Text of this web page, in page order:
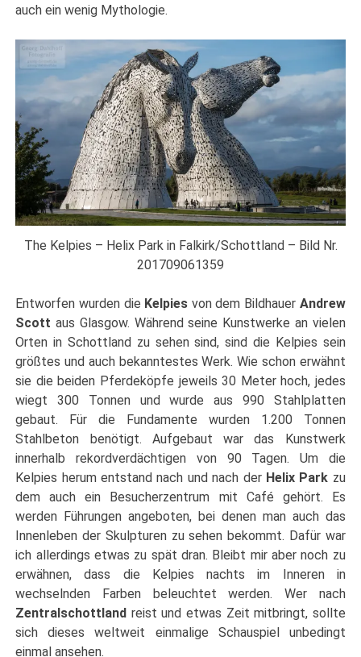
auch ein wenig Mythologie.
The Kelpies – Helix Park in Falkirk/Schottland – Bild Nr.
201709061359
Entworfen wurden die Kelpies von dem Bildhauer Andrew
Scott aus Glasgow. Während seine Kunstwerke an vielen
Orten in Schottland zu sehen sind, sind die Kelpies sein
größtes und auch bekanntestes Werk. Wie schon erwähnt
sie die beiden Pferdeköpfe jeweils 30 Meter hoch, jedes
wiegt 300 Tonnen und wurde aus 990 Stahlplatten
gebaut. Für die Fundamente wurden 1.200 Tonnen
Stahlbeton benötigt. Aufgebaut war das Kunstwerk
innerhalb rekordverdächtigen von 90 Tagen. Um die
Kelpies herum entstand nach und nach der Helix Park zu
dem auch ein Besucherzentrum mit Café gehört. Es
werden Führungen angeboten, bei denen man auch das
Innenleben der Skulpturen zu sehen bekommt. Dafür war
ich allerdings etwas zu spät dran. Bleibt mir aber noch zu
erwähnen, dass die Kelpies nachts im Inneren in
wechselnden Farben beleuchtet werden. Wer nach
Zentralschottland reist und etwas Zeit mitbringt, sollte
sich dieses weltweit einmalige Schauspiel unbedingt
einmal ansehen.